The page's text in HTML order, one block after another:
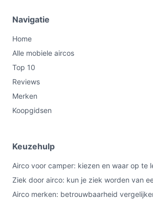
Navigatie
Home
Alle mobiele aircos
Top 10
Reviews
Merken
Koopgidsen
Keuzehulp
Airco voor camper: kiezen en waar op te
Ziek door airco: kun je ziek worden van
Airco merken: betrouwbaarheid